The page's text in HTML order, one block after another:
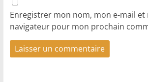
Enregistrer mon nom, mon e-mail et
navigateur pour mon prochain